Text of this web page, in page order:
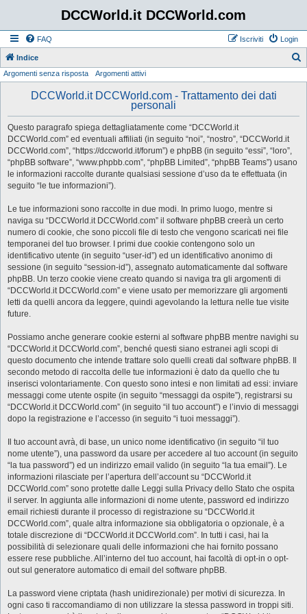
DCCWorld.it DCCWorld.com
FAQ Login
Iscriviti
Indice
Argomenti senza risposta Argomenti attivi
DCCWorld.it DCCWorld.com - Trattamento dei dati
personali
Questo paragrafo spiega dettagliatamente come “DCCWorld.it
DCCWorld.com” ed eventuali affiliati (in seguito “noi”, “nostro”, “DCCWorld.it
DCCWorld.com”, “https://dccworld.it/forum”) e phpBB (in seguito “essi”, “loro”,
“phpBB software”, “www.phpbb.com”, “phpBB Limited”, “phpBB Teams”) usano
le informazioni raccolte durante qualsiasi sessione d’uso da te effettuata (in
seguito “le tue informazioni”).
Le tue informazioni sono raccolte in due modi. In primo luogo, mentre si
naviga su “DCCWorld.it DCCWorld.com” il software phpBB creerà un certo
numero di cookie, che sono piccoli file di testo che vengono scaricati nei file
temporanei del tuo browser. I primi due cookie contengono solo un
identificativo utente (in seguito “user-id”) ed un identificativo anonimo di
sessione (in seguito “session-id”), assegnato automaticamente dal software
phpBB. Un terzo cookie viene creato quando si naviga tra gli argomenti di
“DCCWorld.it DCCWorld.com” e viene usato per memorizzare gli argomenti
letti da quelli ancora da leggere, quindi agevolando la lettura nelle tue visite
future.
Possiamo anche generare cookie esterni al software phpBB mentre navighi su
“DCCWorld.it DCCWorld.com”, benché questi siano estranei agli scopi di
questo documento che intende trattare solo quelli creati dal software phpBB. Il
secondo metodo di raccolta delle tue informazioni è dato da quello che tu
inserisci volontariamente. Con questo sono intesi e non limitati ad essi: inviare
messaggi come utente ospite (in seguito “messaggi da ospite”), registrarsi su
“DCCWorld.it DCCWorld.com” (in seguito “il tuo account”) e l’invio di messaggi
dopo la registrazione e l’accesso (in seguito “i tuoi messaggi”).
Il tuo account avrà, di base, un unico nome identificativo (in seguito “il tuo
nome utente”), una password da usare per accedere al tuo account (in seguito
“la tua password”) ed un indirizzo email valido (in seguito “la tua email”). Le
informazioni rilasciate per l’apertura dell’account su “DCCWorld.it
DCCWorld.com” sono protette dalle Leggi sulla Privacy dello Stato che ospita
il server. In aggiunta alle informazioni di nome utente, password ed indirizzo
email richiesti durante il processo di registrazione su “DCCWorld.it
DCCWorld.com”, quale altra informazione sia obbligatoria o opzionale, è a
totale discrezione di “DCCWorld.it DCCWorld.com”. In tutti i casi, hai la
possibilità di selezionare quali delle informazioni che hai fornito possano
essere rese pubbliche. All’interno del tuo account, hai facoltà di opt-in o opt-
out sul generatore automatico di email del software phpBB.
La password viene criptata (hash unidirezionale) per motivi di sicurezza. In
ogni caso ti raccomandiamo di non utilizzare la stessa password in troppi siti.